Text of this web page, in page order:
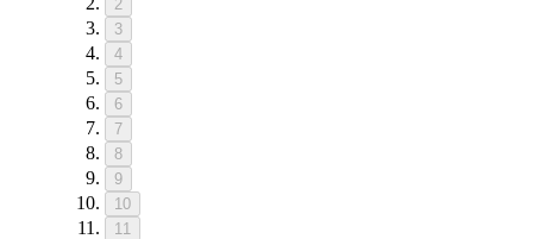
2
3
4
5
6
7
8
9
10
11